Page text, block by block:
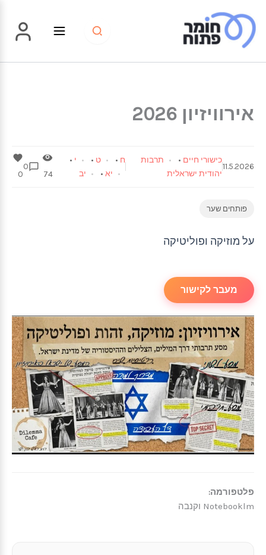
לתוכן
אירוויזיון 2026
11.5.2026
כישורי חיים •
תרבות
יהודית ישראלית
ח • ט • י •
יא • יב 74
0
0
פותחים שער
על מוזיקה ופוליטיקה
מעבר לקישור
פלטפורמה:
Notebooklm וקנבה